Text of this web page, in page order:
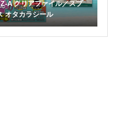
A クリアファイル／スプ
オタカラシール